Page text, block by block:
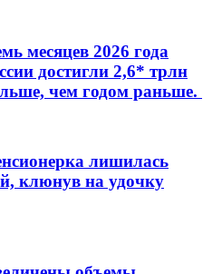
месяцев 2026 года
достигли 2,6* трлн
чем годом раньше.
лишилась
клюнув на удочку